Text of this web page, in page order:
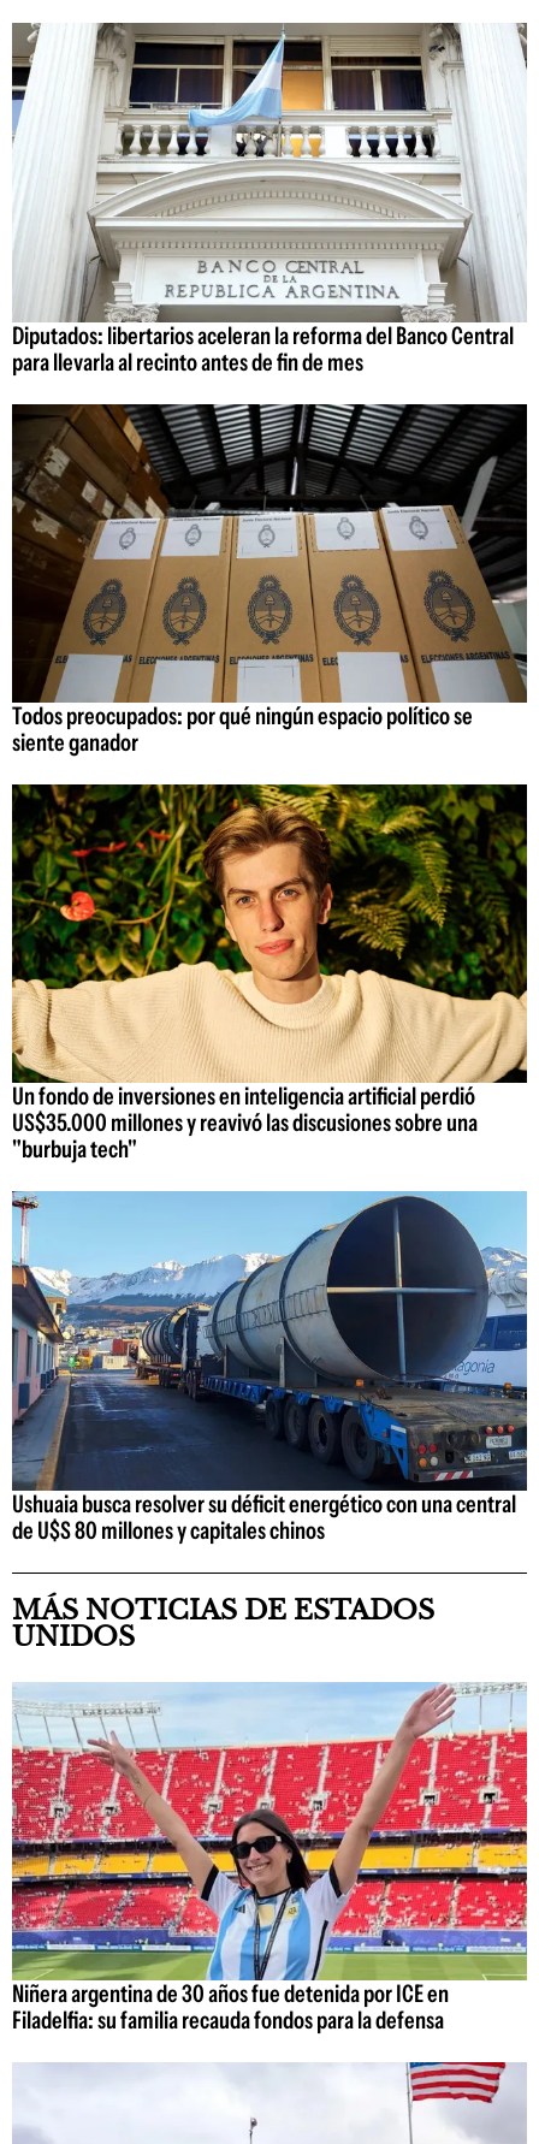
Diputados: libertarios aceleran la reforma del Banco Central
para llevarla al recinto antes de fin de mes
Todos preocupados: por qué ningún espacio político se
siente ganador
Un fondo de inversiones en inteligencia artificial perdió
US$35.000 millones y reavivó las discusiones sobre una
"burbuja tech"
Ushuaia busca resolver su déficit energético con una central
de U$S 80 millones y capitales chinos
MÁS NOTICIAS DE ESTADOS
UNIDOS
Niñera argentina de 30 años fue detenida por ICE en
Filadelfia: su familia recauda fondos para la defensa